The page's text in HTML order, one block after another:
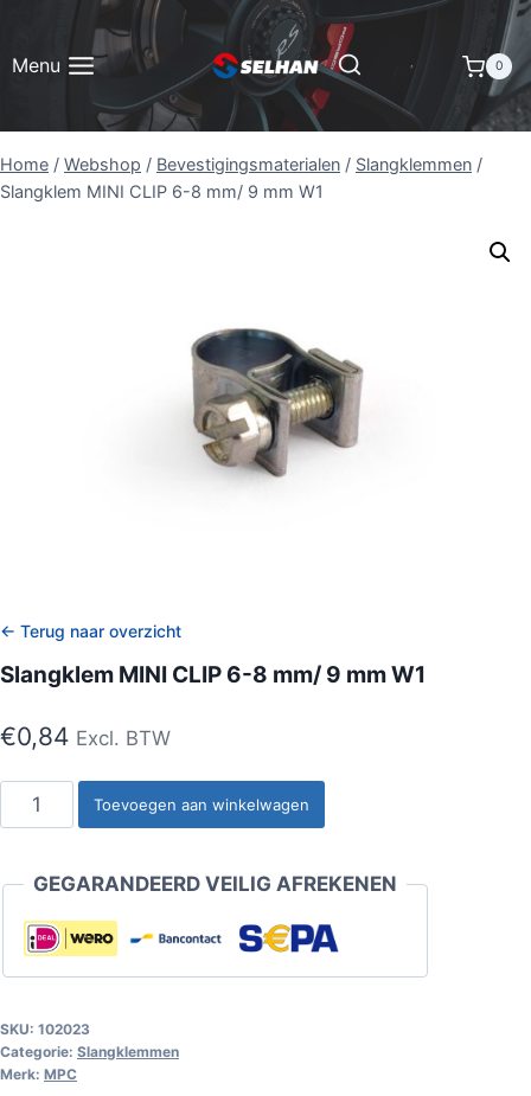
inhoud
Menu 0
Home / Webshop / Bevestigingsmaterialen / Slangklemmen /
Slangklem MINI CLIP 6-8 mm/ 9 mm W1
← Terug naar overzicht
Slangklem MINI CLIP 6-8 mm/ 9 mm W1
€0,84 Excl. BTW
Slangklem
MINI
6-
mm/
mm
W1
aantal
Toevoegen aan winkelwagen
GEGARANDEERD VEILIG AFREKENEN
SKU: 102023
Categorie: Slangklemmen
Merk: MPC